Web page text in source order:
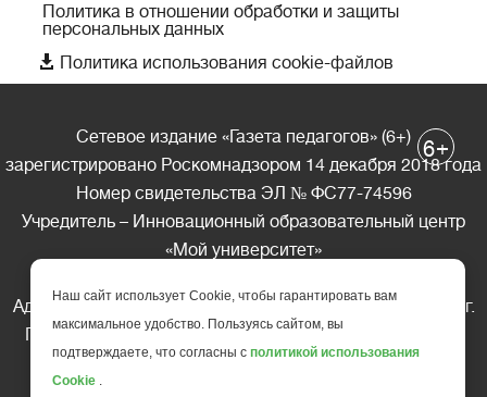
Политика в отношении обработки и защиты
персональных данных
 Политика использования cookie-файлов
Сетевое издание «Газета педагогов» (6+)
зарегистрировано Роскомнадзором 14 декабря 2018 года
Номер свидетельства ЭЛ № ФС77-74596
Учредитель – Инновационный образовательный центр
«Мой университет»
Адрес редакции: 185035 Россия, Республика Карелия, г.
Петрозаводск, ул. Фридриха Энгельса д.10, офис 211
Телефон редакции: +7 (499) 685-10-45
6+
Наш сайт использует Cookie, чтобы гарантировать вам
максимальное удобство. Пользуясь сайтом, вы
подтверждаете, что согласны с политикой использования
Cookie .